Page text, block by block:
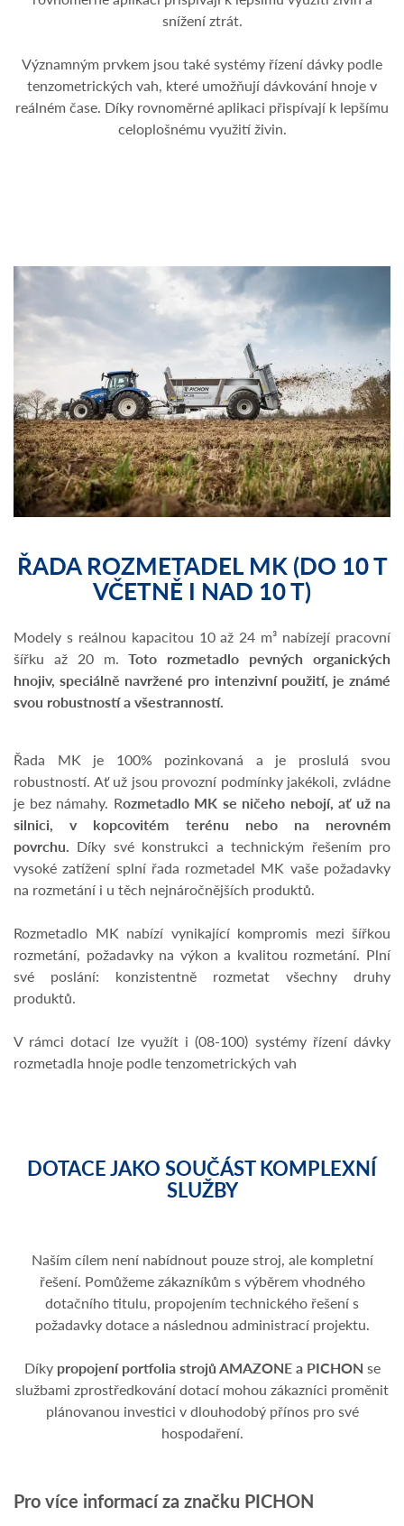
snížení ztrát.
Významným prvkem jsou také systémy řízení dávky podle
tenzometrických vah, které umožňují dávkování hnoje v
reálném čase. Díky rovnoměrné aplikaci přispívají k lepšímu
celoplošnému využití živin.
ŘADA ROZMETADEL MK (DO 10 T
VČETNĚ I NAD 10 T)
Modely s reálnou kapacitou 10 až 24 m³ nabízejí pracovní
šířku až 20 m.Toto rozmetadlo pevných organických
hnojiv, speciálně navržené pro intenzivní použití, je známé
svou robustností a všestranností.
Řada MK je 100% pozinkovaná a je proslulá svou
robustností. Ať už jsou provozní podmínky jakékoli, zvládne
je bez námahy. Rozmetadlo MK se ničeho nebojí, ať už na
silnici, v kopcovitém terénu nebo na nerovném
povrchu. Díky své konstrukci a technickým řešením pro
vysoké zatížení splní řada rozmetadel MK vaše požadavky
na rozmetání i u těch nejnáročnějších produktů.
Rozmetadlo MK nabízí vynikající kompromis mezi šířkou
rozmetání, požadavky na výkon a kvalitou rozmetání. Plní
své poslání: konzistentně rozmetat všechny druhy
produktů.
V rámci dotací lze využít i (08-100) systémy řízení dávky
rozmetadla hnoje podle tenzometrických vah
DOTACE JAKO SOUČÁST KOMPLEXNÍ
SLUŽBY
Naším cílem není nabídnout pouze stroj, ale kompletní
řešení. Pomůžeme zákazníkům s výběrem vhodného
dotačního titulu, propojením technického řešení s
požadavky dotace a následnou administrací projektu.
Díkypropojení portfolia strojů AMAZONE a PICHON se
službami zprostředkování dotací mohou zákazníci proměnit
plánovanou investici v dlouhodobý přínos pro své
hospodaření.
Pro více informací za značku PICHON